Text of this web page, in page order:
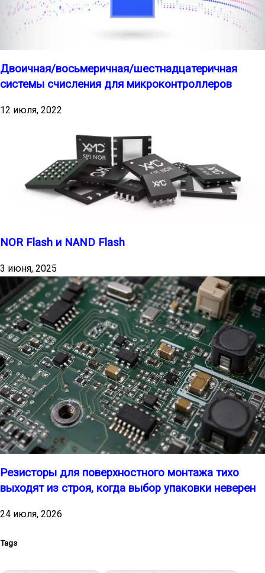
Двоичная/восьмеричная/шестнадцатеричная
системы счисления для микроконтроллеров
12 июля, 2022
NOR Flash и NAND Flash
3 июня, 2025
Резисторы для поверхностного монтажа тихо
выходят из строя, когда выбор упаковки неверен
24 июля, 2026
Tags